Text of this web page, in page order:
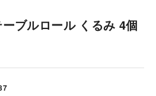
ブルロール くるみ 4個